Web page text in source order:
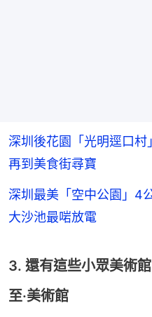
深圳後花園「光明逕口
再到美食街尋寶
深圳最美「空中公園」4
大沙池最啱放電
3. 還有這些小眾美術
至·美術館